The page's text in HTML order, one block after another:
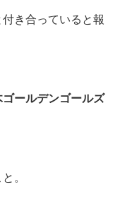
き合っていると報
ゴールデンゴールズ
。